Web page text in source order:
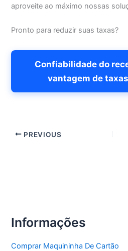
aproveite ao máximo nossas
Pronto para reduzir suas taxas?
Confiabilidade do
vantagem de
PREVIOUS
Informações
Comprar Maquininha De Cartão